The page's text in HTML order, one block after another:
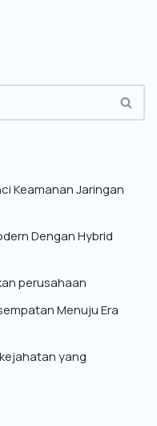
Keamanan Jaringan
Dengan Hybrid
perusahaan
Menuju Era
yang